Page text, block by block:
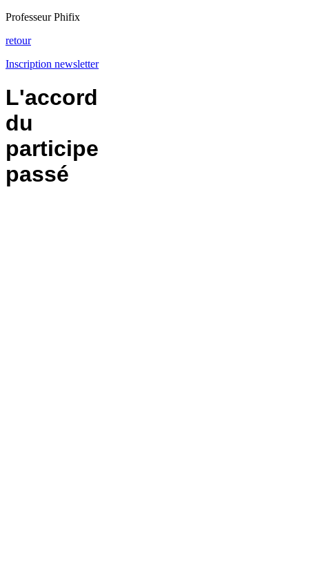
Professeur Phifix
retour
Inscription newsletter
L'accord
du
participe
passé